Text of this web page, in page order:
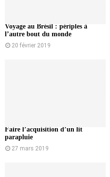
Voyage au Brésil : périples à
l’autre bout du monde
20 février 2019
Faire l’acquisition d’un lit
parapluie
27 mars 2019